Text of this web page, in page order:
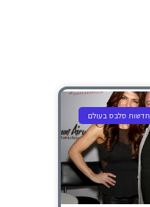
חדשות סלבס בעולם